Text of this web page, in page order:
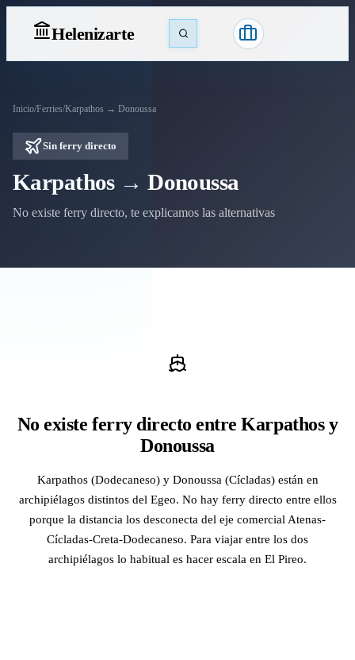
Helenizarte
Inicio/Ferries/Karpathos → Donoussa
Sin ferry directo
Karpathos → Donoussa
No existe ferry directo, te explicamos las alternativas
No existe ferry directo entre Karpathos y
Donoussa
Karpathos (Dodecaneso) y Donoussa (Cícladas) están en
archipiélagos distintos del Egeo. No hay ferry directo entre ellos
porque la distancia los desconecta del eje comercial Atenas-
Cícladas-Creta-Dodecaneso. Para viajar entre los dos
archipiélagos lo habitual es hacer escala en El Pireo.